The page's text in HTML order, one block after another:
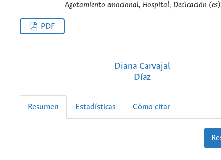
Agotamiento emocional, Hospital, Dedicación (es)
PDF
Diana Carvajal
Díaz
Resumen Estadísticas Cómo citar